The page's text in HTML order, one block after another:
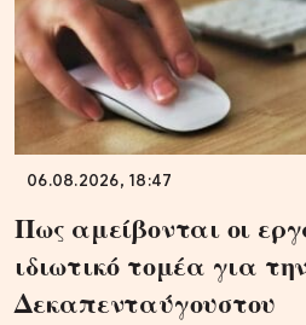
06.08.2026, 18:47
Πως αμείβονται οι
ιδιωτικό τομέα για
Δεκαπενταύγουστου